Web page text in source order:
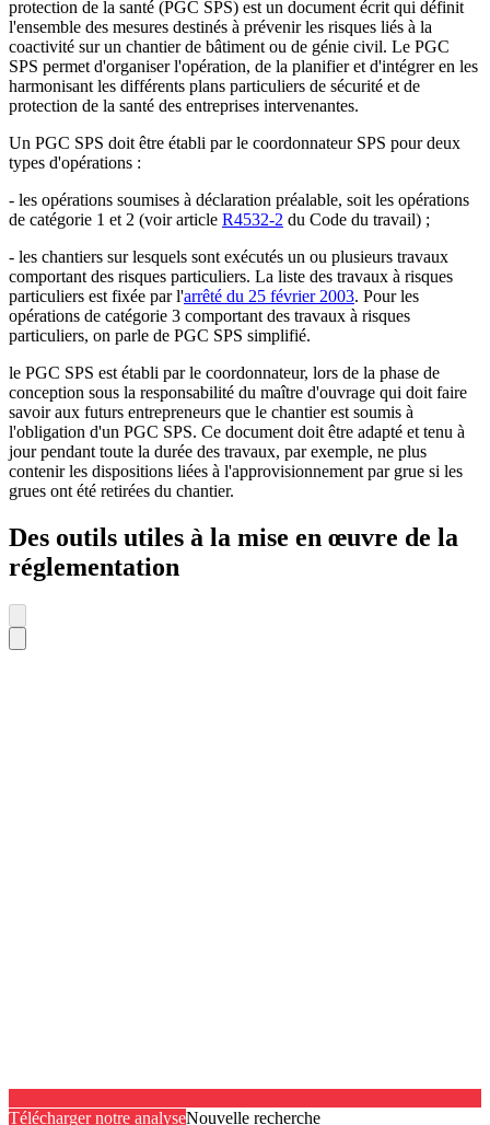
protection de la santé (PGC SPS) est un document écrit qui définit
l'ensemble des mesures destinés à prévenir les risques liés à la
coactivité sur un chantier de bâtiment ou de génie civil. Le PGC
SPS permet d'organiser l'opération, de la planifier et d'intégrer en les
harmonisant les différents plans particuliers de sécurité et de
protection de la santé des entreprises intervenantes.
Un PGC SPS doit être établi par le coordonnateur SPS pour deux
types d'opérations :
- les opérations soumises à déclaration préalable, soit les opérations
de catégorie 1 et 2 (voir article R4532-2 du Code du travail) ;
- les chantiers sur lesquels sont exécutés un ou plusieurs travaux
comportant des risques particuliers. La liste des travaux à risques
particuliers est fixée par l'arrêté du 25 février 2003. Pour les
opérations de catégorie 3 comportant des travaux à risques
particuliers, on parle de PGC SPS simplifié.
le PGC SPS est établi par le coordonnateur, lors de la phase de
conception sous la responsabilité du maître d'ouvrage qui doit faire
savoir aux futurs entrepreneurs que le chantier est soumis à
l'obligation d'un PGC SPS. Ce document doit être adapté et tenu à
jour pendant toute la durée des travaux, par exemple, ne plus
contenir les dispositions liées à l'approvisionnement par grue si les
grues ont été retirées du chantier.
Des outils utiles à la mise en œuvre de la
réglementation
Télécharger notre analyseNouvelle recherche